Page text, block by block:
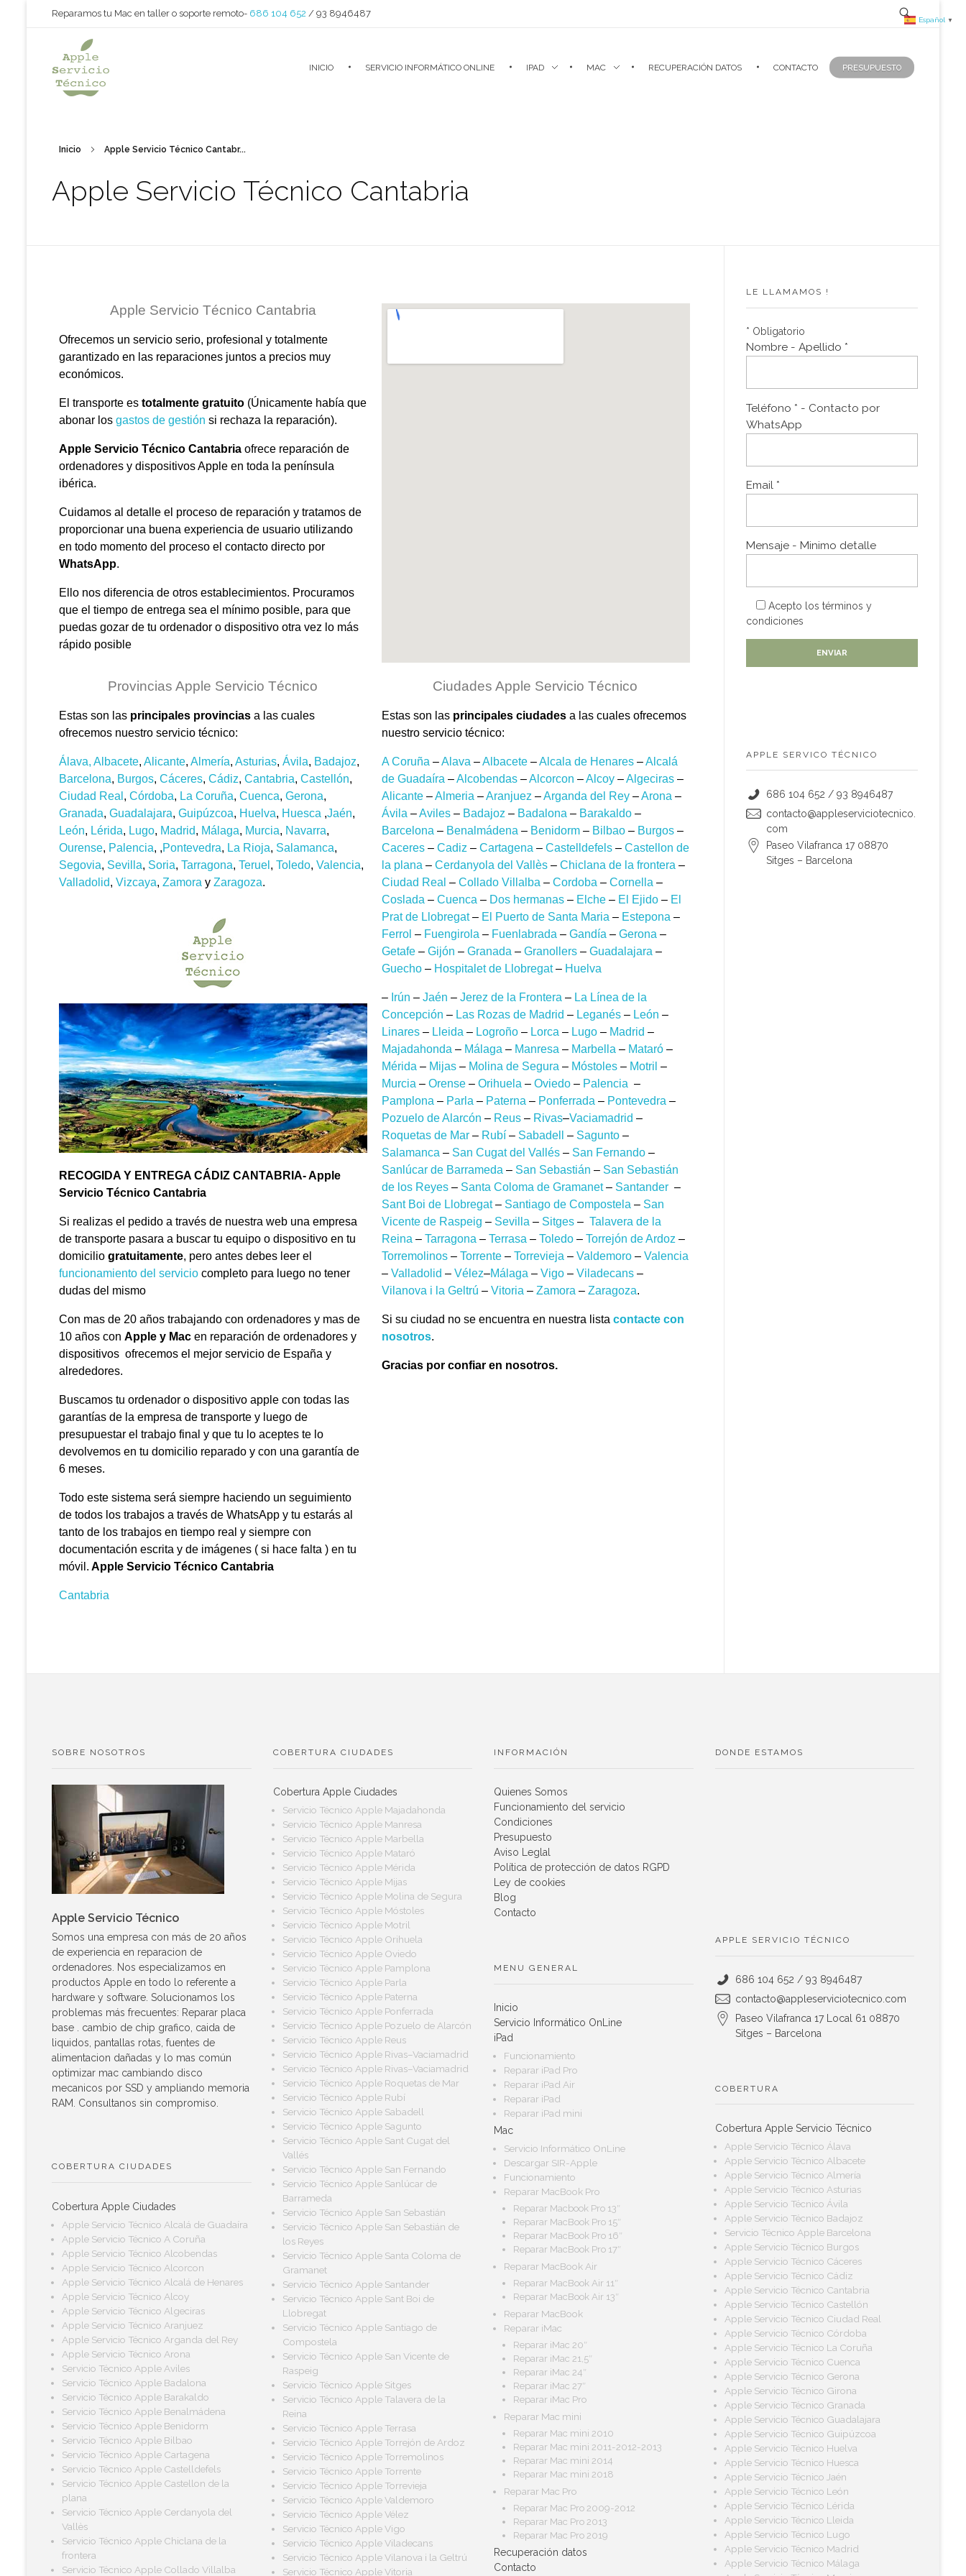
Reparamos tu Mac en taller o soporte remoto- 686 104 652 / 93 8946487
PRESUPUESTO
INICIO SERVICIO INFORMÁTICO ONLINE IPAD MAC RECUPERACIÓN DATOS CONTACTO
Inicio Apple Servicio Técnico Cantabr...
Apple Servicio Técnico Cantabria
Apple Servicio Técnico Cantabria
Ofrecemos un servicio serio, profesional y totalmente
garantizado en las reparaciones juntos a precios muy
económicos.
El transporte es totalmente gratuito (Únicamente había que
abonar los gastos de gestión si rechaza la reparación).
Apple Servicio Técnico Cantabria ofrece reparación de
ordenadores y dispositivos Apple en toda la península
ibérica.
Cuidamos al detalle el proceso de reparación y tratamos de
proporcionar una buena experiencia de usuario utilizando
en todo momento del proceso el contacto directo por
WhatsApp.
Ello nos diferencia de otros establecimientos. Procuramos
que el tiempo de entrega sea el mínimo posible, para que
puedas gozar de tu ordenador o dispositivo otra vez lo más
rápido posible
Provincias Apple Servicio Técnico
Estas son las principales provincias a las cuales
ofrecemos nuestro servicio técnico:
Álava, Albacete, Alicante, Almería, Asturias, Ávila, Badajoz,
Barcelona, Burgos, Cáceres, Cádiz, Cantabria, Castellón,
Ciudad Real , Córdoba, La Coruña, Cuenca, Gerona,
Granada, Guadalajara, Guipúzcoa, Huelva, Huesca ,Jaén,
León, Lérida, Lugo, Madrid, Málaga, Murcia, Navarra,
Ourense, Palencia, ,Pontevedra, La Rioja, Salamanca,
Segovia, Sevilla, Soria, Tarragona, Teruel , Toledo, Valencia,
Valladolid, Vizcaya, Zamora y Zaragoza.
RECOGIDA Y ENTREGA CÁDIZ CANTABRIA- Apple
Servicio Técnico Cantabria
Si realizas el pedido a través de nuestra web una empresa
de transporte pasara a buscar tu equipo o dispositivo en tu
domicilio gratuitamente, pero antes debes leer el
funcionamiento del servicio completo para luego no tener
dudas del mismo
Con mas de 20 años trabajando con ordenadores y mas de
10 años con Apple y Mac en reparación de ordenadores y
dispositivos ofrecemos el mejor servicio de España y
alrededores.
Buscamos tu ordenador o dispositivo apple con todas las
garantías de la empresa de transporte y luego de
presupuestar el trabajo final y que tu lo aceptes te lo
devolvemos en tu domicilio reparado y con una garantía de
6 meses.
Todo este sistema será siempre haciendo un seguimiento
de todos los trabajos a través de WhatsApp y tu estarás al
tanto de los trabajos en tiempo real y siempre con
documentación escrita y de imágenes ( si hace falta ) en tu
móvil. Apple Servicio Técnico Cantabria
Cantabria
Ciudades Apple Servicio Técnico
Estas son las principales ciudadesa las cuales ofrecemos
nuestro servicio técnico:
A Coruña –Alava –Albacete–Alcala de Henares–Alcalá
de Guadaíra –Alcobendas–Alcorcon –Alcoy–Algeciras–
Alicante–Almeria –Aranjuez –Arganda del Rey–Arona –
Ávila –Aviles– Badajoz – Badalona – Barakaldo–
Barcelona – Benalmádena – Benidorm– Bilbao– Burgos–
Caceres– Cadiz – Cartagena – Castelldefels– Castellon de
la plana – Cerdanyola del Vallès– Chiclana de la frontera –
Ciudad Real – Collado Villalba – Cordoba – Cornella –
Coslada – Cuenca – Dos hermanas– Elche– El Ejido– El
Prat de Llobregat– El Puerto de Santa Maria – Estepona –
Ferrol – Fuengirola – Fuenlabrada – Gandía – Gerona –
Getafe– Gijón – Granada – Granollers– Guadalajara –
Guecho– Hospitalet de Llobregat– Huelva
– Irún – Jaén – Jerez de la Frontera – La Línea de la
Concepción – Las Rozas de Madrid – Leganés– León –
Linares– Lleida – Logroño– Lorca – Lugo– Madrid –
Majadahonda – Málaga – Manresa – Marbella – Mataró–
Mérida – Mijas– Molina de Segura – Móstoles– Motril –
Murcia – Orense– Orihuela – Oviedo– Palencia –
Pamplona – Parla – Paterna – Ponferrada – Pontevedra –
Pozuelo de Alarcón – Reus– Rivas–Vaciamadrid –
Roquetas de Mar– Rubí– Sabadell – Sagunto–
Salamanca – San Cugat del Vallés– San Fernando–
Sanlúcar de Barrameda – San Sebastián – San Sebastián
de los Reyes– Santa Coloma de Gramanet– Santander–
Sant Boi de Llobregat– Santiago de Compostela – San
Vicente de Raspeig – Sevilla – Sitges– Talavera de la
Reina – Tarragona – Terrasa – Toledo– Torrejón de Ardoz –
Torremolinos– Torrente– Torrevieja – Valdemoro– Valencia
– Valladolid – Vélez–Málaga – Vigo– Viladecans–
Vilanova i la Geltrú – Vitoria – Zamora – Zaragoza.
Si su ciudad no se encuentra en nuestra lista contacte con
nosotros.
Gracias por confiar en nosotros.
LE LLAMAMOS !
* Obligatorio
Nombre - Apellido *
Teléfono * - Contacto por
WhatsApp
Email *
Mensaje - Minimo detalle
Acepto los términos y
condiciones
APPLE SERVICO TÉCNICO
686 104 652 / 93 8946487
contacto@appleserviciotecnico.
com
Paseo Vilafranca 17 08870
Sitges – Barcelona
SOBRE NOSOTROS
Apple Servicio Técnico
Somos una empresa con más de 20 años
de experiencia en reparacion de
ordenadores. Nos especializamos en
productos Apple en todo lo referente a
hardware y software. Solucionamos los
problemas más frecuentes: Reparar placa
base . cambio de chip grafico, caida de
liquidos, pantallas rotas, fuentes de
alimentacion dañadas y lo mas común
optimizar mac cambiando disco
mecanicos por SSD y ampliando memoria
RAM. Consultanos sin compromiso.
COBERTURA CIUDADES
Cobertura Apple Ciudades
Apple Servicio Técnico Alcalá de Guadaíra
Apple Servicio Técnico A Coruña
Apple Servicio Técnico Alcobendas
Apple Servicio Técnico Alcorcon
Apple Servicio Técnico Alcalá de Henares
Apple Servicio Técnico Alcoy
Apple Servicio Técnico Algeciras
Apple Servicio Técnico Aranjuez
Apple Servicio Técnico Arganda del Rey
Apple Servicio Técnico Arona
Servicio Técnico Apple Aviles
Servicio Técnico Apple Badalona
Servicio Técnico Apple Barakaldo
Servicio Técnico Apple Benalmádena
Servicio Técnico Apple Benidorm
Servicio Técnico Apple Bilbao
Servicio Técnico Apple Cartagena
Servicio Técnico Apple Castelldefels
Servicio Técnico Apple Castellon de la
plana
Servicio Técnico Apple Cerdanyola del
Vallès
Servicio Técnico Apple Chiclana de la
frontera
Servicio Técnico Apple Collado Villalba
COBERTURA CIUDADES
Cobertura Apple Ciudades
Servicio Técnico Apple Majadahonda
Servicio Técnico Apple Manresa
Servicio Técnico Apple Marbella
Servicio Técnico Apple Mataró
Servicio Técnico Apple Mérida
Servicio Técnico Apple Mijas
Servicio Técnico Apple Molina de Segura
Servicio Técnico Apple Móstoles
Servicio Técnico Apple Motril
Servicio Técnico Apple Orihuela
Servicio Técnico Apple Oviedo
Servicio Técnico Apple Pamplona
Servicio Técnico Apple Parla
Servicio Técnico Apple Paterna
Servicio Técnico Apple Ponferrada
Servicio Técnico Apple Pozuelo de Alarcón
Servicio Técnico Apple Reus
Servicio Técnico Apple Rivas–Vaciamadrid
Servicio Técnico Apple Rivas–Vaciamadrid
Servicio Técnico Apple Roquetas de Mar
Servicio Técnico Apple Rubí
Servicio Técnico Apple Sabadell
Servicio Técnico Apple Sagunto
Servicio Técnico Apple Sant Cugat del
Vallés
Servicio Técnico Apple San Fernando
Servicio Técnico Apple Sanlúcar de
Barrameda
Servicio Técnico Apple San Sebastián
Servicio Técnico Apple San Sebastián de
los Reyes
Servicio Técnico Apple Santa Coloma de
Gramanet
Servicio Técnico Apple Santander
Servicio Técnico Apple Sant Boi de
Llobregat
Servicio Técnico Apple Santiago de
Compostela
Servicio Técnico Apple San Vicente de
Raspeig
Servicio Técnico Apple Sitges
Servicio Técnico Apple Talavera de la
Reina
Servicio Técnico Apple Terrasa
Servicio Técnico Apple Torrejón de Ardoz
Servicio Técnico Apple Torremolinos
Servicio Técnico Apple Torrente
Servicio Técnico Apple Torrevieja
Servicio Técnico Apple Valdemoro
Servicio Técnico Apple Vélez
Servicio Técnico Apple Vigo
Servicio Técnico Apple Viladecans
Servicio Técnico Apple Vilanova i la Geltrú
Servicio Técnico Apple Vitoria
INFORMACIÓN
Quienes Somos
Funcionamiento del servicio
Condiciones
Presupuesto
Aviso Leglal
Política de protección de datos RGPD
Ley de cookies
Blog
Contacto
MENU GENERAL
Inicio
Servicio Informático OnLine
iPad
Funcionamiento
Reparar iPad Pro
Reparar iPad Air
Reparar iPad
Reparar iPad mini
Mac
Servicio Informático OnLine
Descargar SIR-Apple
Funcionamiento
Reparar MacBook Pro
Reparar Macbook Pro 13″
Reparar MacBook Pro 15″
Reparar MacBook Pro 16″
Reparar MacBook Pro 17″
Reparar MacBook Air
Reparar MacBook Air 11″
Reparar MacBook Air 13″
Reparar MacBook
Reparar iMac
Reparar iMac 20″
Reparar iMac 21,5″
Reparar iMac 24″
Reparar iMac 27″
Reparar iMac Pro
Reparar Mac mini
Reparar Mac mini 2010
Reparar Mac mini 2011-2012-2013
Reparar Mac mini 2014
Reparar Mac mini 2018
Reparar Mac Pro
Reparar Mac Pro 2009-2012
Reparar Mac Pro 2013
Reparar Mac Pro 2019
Recuperación datos
Contacto
DONDE ESTAMOS
APPLE SERVICIO TÉCNICO
686 104 652 / 93 8946487
contacto@appleserviciotecnico.com
Paseo Vilafranca 17 Local 61 08870
Sitges – Barcelona
COBERTURA
Cobertura Apple Servicio Técnico
Apple Servicio Técnico Álava
Apple Servicio Técnico Albacete
Apple Servicio Técnico Almería
Apple Servicio Técnico Asturias
Apple Servicio Técnico Ávila
Apple Servicio Técnico Badajoz
Servicio Técnico Apple Barcelona
Apple Servicio Técnico Burgos
Apple Servicio Técnico Cáceres
Apple Servicio Técnico Cádiz
Apple Servicio Técnico Cantabria
Apple Servicio Técnico Castellón
Apple Servicio Técnico Ciudad Real
Apple Servicio Técnico Córdoba
Apple Servicio Técnico La Coruña
Apple Servicio Técnico Cuenca
Apple Servicio Técnico Gerona
Apple Servicio Técnico Girona
Apple Servicio Técnico Granada
Apple Servicio Técnico Guadalajara
Apple Servicio Técnico Guipúzcoa
Apple Servicio Técnico Huelva
Apple Servicio Técnico Huesca
Apple Servicio Técnico Jaén
Apple Servicio Técnico León
Apple Servicio Técnico Lérida
Apple Servicio Técnico Lleida
Apple Servicio Técnico Lugo
Apple Servicio Técnico Madrid
Apple Servicio Técnico Málaga
Español ▼